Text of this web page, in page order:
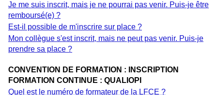
Je me suis inscrit, mais je ne pourrai pas venir. Puis-je être
remboursé(e) ?
Est-il possible de m'inscrire sur place ?
Mon collègue s'est inscrit, mais ne peut pas venir. Puis-je
prendre sa place ?
CONVENTION DE FORMATION : INSCRIPTION
FORMATION CONTINUE : QUALIOPI
Quel est le numéro de formateur de la LFCE ?